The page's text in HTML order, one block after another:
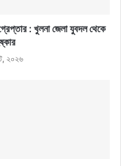
: খুলনা জেলা যুবদল থেকে
২০২৬